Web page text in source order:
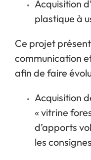
Acquisition
plastique à
Ce projet
communication
afin de faire
Acquisition
« vitrine
d’apports
les